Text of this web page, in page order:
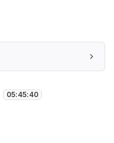
05:45:39